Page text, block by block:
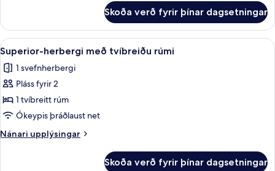
-
Lower
Ground
Skoða verð fyrir þínar dagsetningar
Skoða
allar
myndir
fyrir
Superior-
herbergi
með
tvíbreiðu
Superior-herbergi með tvíbreiðu
14
Superior-herbergi með tvíbreiðu rúmi
1 svefnherbergi
Pláss fyrir 2
1 tvíbreitt rúm
Ókeypis þráðlaust net
Nánari upplýsingar
Nánari
Skoða verð fyrir þínar dagsetningar